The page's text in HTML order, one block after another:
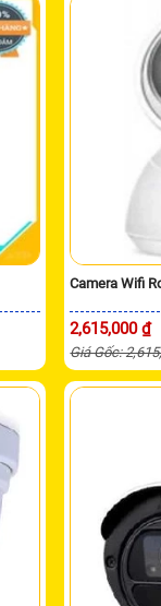
Camera Wifi
2,615,000 ₫
Giá Gốc: